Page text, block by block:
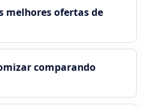
melhores ofertas de
comparando